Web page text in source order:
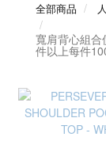
全部商品
寬肩背心組
件以上每件